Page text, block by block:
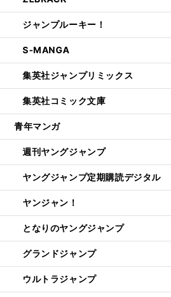
ジャンプルーキー！
S-MANGA
集英社ジャンプリミックス
集英社コミック文庫
青年マンガ
週刊ヤングジャンプ
ヤングジャンプ定期購読デジタル
ヤンジャン！
となりのヤングジャンプ
グランドジャンプ
ウルトラジャンプ